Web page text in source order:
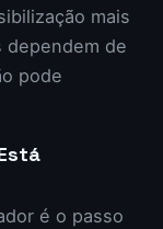
mais
dependem de
pode
é o passo